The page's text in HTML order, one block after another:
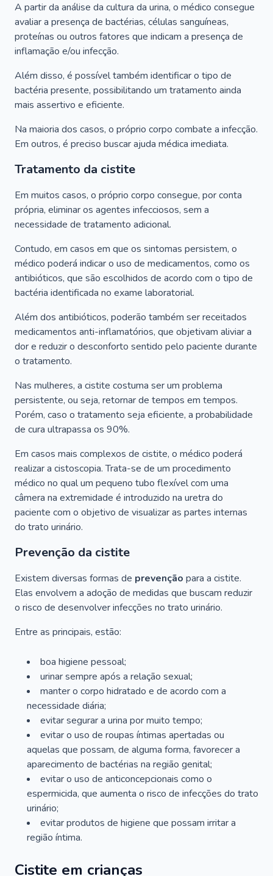
A partir da análise da cultura da urina, o médico consegue
avaliar a presença de bactérias, células sanguíneas,
proteínas ou outros fatores que indicam a presença de
inflamação e/ou infecção.
Além disso, é possível também identificar o tipo de
bactéria presente, possibilitando um tratamento ainda
mais assertivo e eficiente.
Na maioria dos casos, o próprio corpo combate a infecção.
Em outros, é preciso buscar ajuda médica imediata.
Tratamento da cistite
Em muitos casos, o próprio corpo consegue, por conta
própria, eliminar os agentes infecciosos, sem a
necessidade de tratamento adicional.
Contudo, em casos em que os sintomas persistem, o
médico poderá indicar o uso de medicamentos, como os
antibióticos, que são escolhidos de acordo com o tipo de
bactéria identificada no exame laboratorial.
Além dos antibióticos, poderão também ser receitados
medicamentos anti-inflamatórios, que objetivam aliviar a
dor e reduzir o desconforto sentido pelo paciente durante
o tratamento.
Nas mulheres, a cistite costuma ser um problema
persistente, ou seja, retornar de tempos em tempos.
Porém, caso o tratamento seja eficiente, a probabilidade
de cura ultrapassa os 90%.
Em casos mais complexos de cistite, o médico poderá
realizar a cistoscopia. Trata-se de um procedimento
médico no qual um pequeno tubo flexível com uma
câmera na extremidade é introduzido na uretra do
paciente com o objetivo de visualizar as partes internas
do trato urinário.
Prevenção da cistite
Existem diversas formas de prevenção para a cistite.
Elas envolvem a adoção de medidas que buscam reduzir
o risco de desenvolver infecções no trato urinário.
Entre as principais, estão:
boa higiene pessoal;
urinar sempre após a relação sexual;
manter o corpo hidratado e de acordo com a
necessidade diária;
evitar segurar a urina por muito tempo;
evitar o uso de roupas íntimas apertadas ou
aquelas que possam, de alguma forma, favorecer a
aparecimento de bactérias na região genital;
evitar o uso de anticoncepcionais como o
espermicida, que aumenta o risco de infecções do trato
urinário;
evitar produtos de higiene que possam irritar a
região íntima.
Cistite em crianças